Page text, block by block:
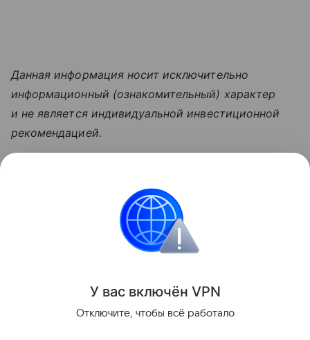
Данная информация носит исключительно
информационный (ознакомительный) характер
и не является индивидуальной инвестиционной
рекомендацией.
Инвестиции: как быстро и надежно
приумножить свои накопления
Просто и емко расскажем об инвестициях для
новичков и перечислим их основные ошибки.
У вас включён VPN
Отключите, чтобы всё работало